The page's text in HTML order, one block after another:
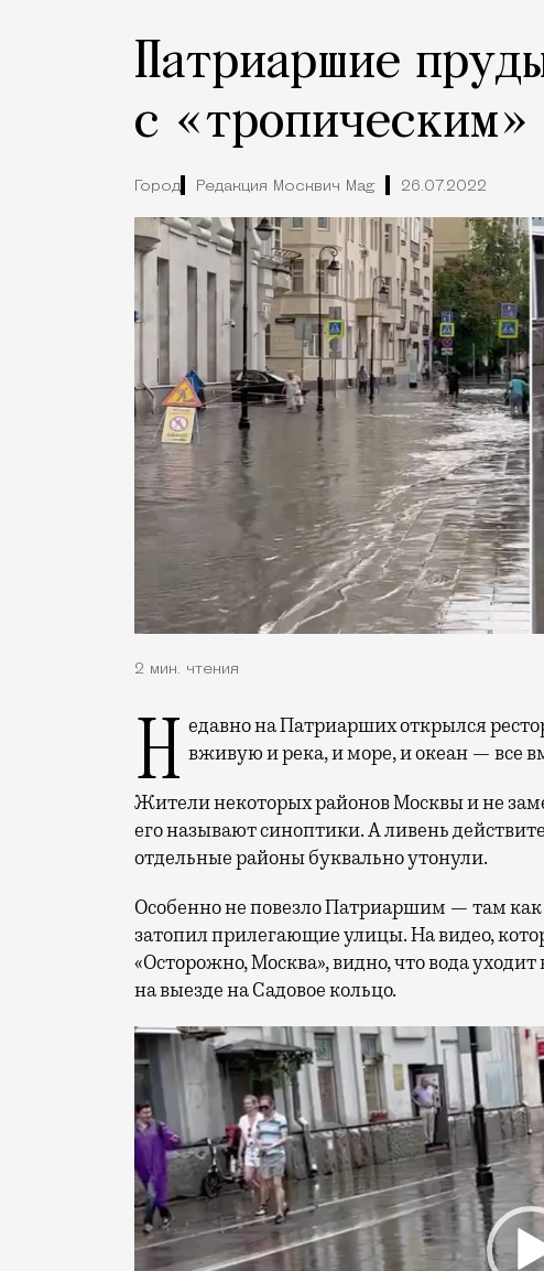
Патриаршие
с «тропическим»
Город Редакция Москвич Mag 26.07.2022
2 мин. чтения
Недавно на Патриарших открылся ресторан «РекаМореОкеан», а теперь здесь уже вживую и река, и море, и океан — все
Жители некоторых районов Москвы и не
его называют синоптики. А ливень
отдельные районы буквально утонули.
Особенно не повезло Патриаршим — там как
затопил прилегающие улицы. На видео,
«Осторожно, Москва», видно, что вода
на выезде на Садовое кольцо.
Видеоплеер